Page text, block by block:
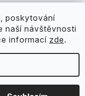
poskytování
naší návštěvnosti
informací zde.